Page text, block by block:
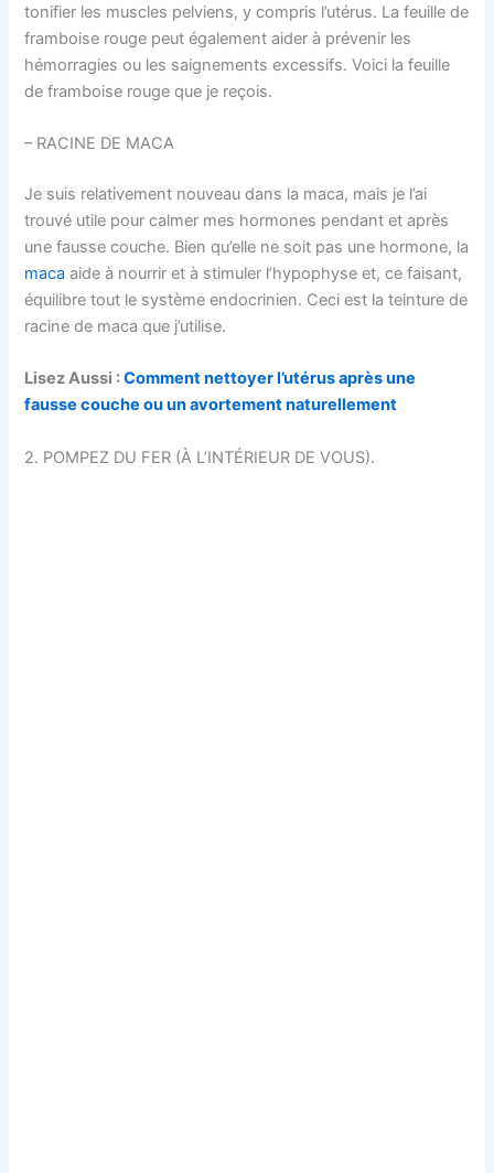
tonifier les muscles pelviens, y compris l’utérus. La feuille de
framboise rouge peut également aider à prévenir les
hémorragies ou les saignements excessifs. Voici la feuille
de framboise rouge que je reçois.
– RACINE DE MACA
Je suis relativement nouveau dans la maca, mais je l’ai
trouvé utile pour calmer mes hormones pendant et après
une fausse couche. Bien qu’elle ne soit pas une hormone, la
maca aide à nourrir et à stimuler l’hypophyse et, ce faisant,
équilibre tout le système endocrinien. Ceci est la teinture de
racine de maca que j’utilise.
Lisez Aussi :Comment nettoyer l’utérus après une
fausse couche ou un avortement naturellement
2. POMPEZ DU FER (À L’INTÉRIEUR DE VOUS).